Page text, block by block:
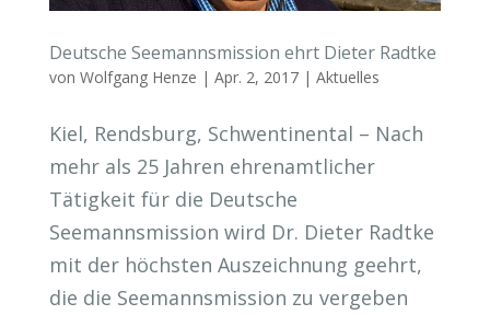
Deutsche Seemannsmission ehrt Dieter Radtke
von Wolfgang Henze | Apr. 2, 2017| Aktuelles
Kiel, Rendsburg, Schwentinental – Nach
mehr als 25 Jahren ehrenamtlicher
Tätigkeit für die Deutsche
Seemannsmission wird Dr. Dieter Radtke
mit der höchsten Auszeichnung geehrt,
die die Seemannsmission zu vergeben